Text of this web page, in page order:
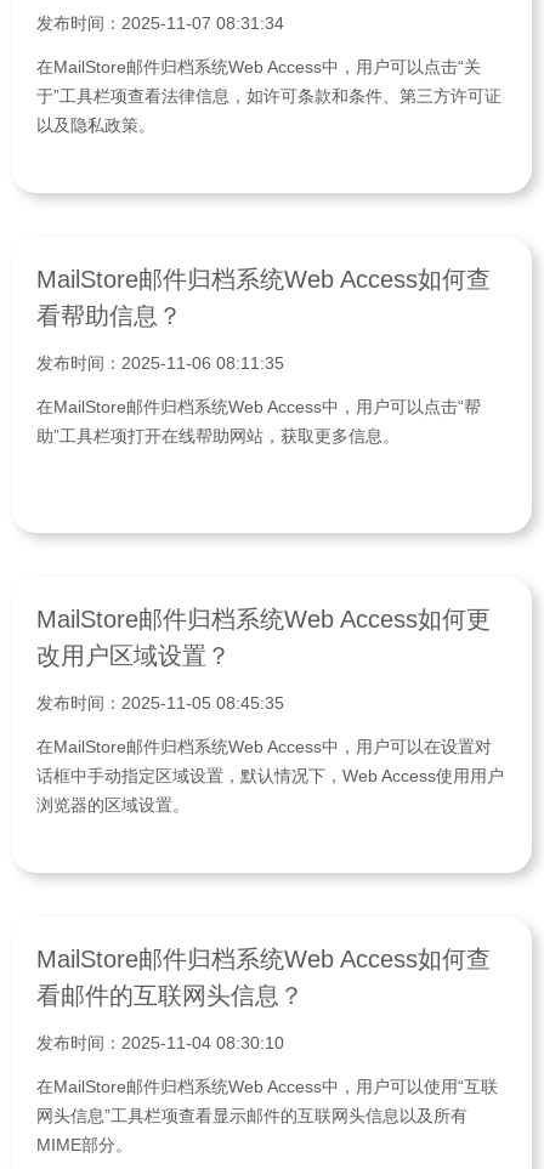
发布时间：2025-11-07 08:31:34
在MailStore邮件归档系统Web Access中，用户可以点击“关
于”工具栏项查看法律信息，如许可条款和条件、第三方许可证
以及隐私政策。
MailStore邮件归档系统Web Access如何查
看帮助信息？
发布时间：2025-11-06 08:11:35
在MailStore邮件归档系统Web Access中，用户可以点击“帮
助”工具栏项打开在线帮助网站，获取更多信息。
MailStore邮件归档系统Web Access如何更
改用户区域设置？
发布时间：2025-11-05 08:45:35
在MailStore邮件归档系统Web Access中，用户可以在设置对
话框中手动指定区域设置，默认情况下，Web Access使用用户
浏览器的区域设置。
MailStore邮件归档系统Web Access如何查
看邮件的互联网头信息？
发布时间：2025-11-04 08:30:10
在MailStore邮件归档系统Web Access中，用户可以使用“互联
网头信息”工具栏项查看显示邮件的互联网头信息以及所有
MIME部分。